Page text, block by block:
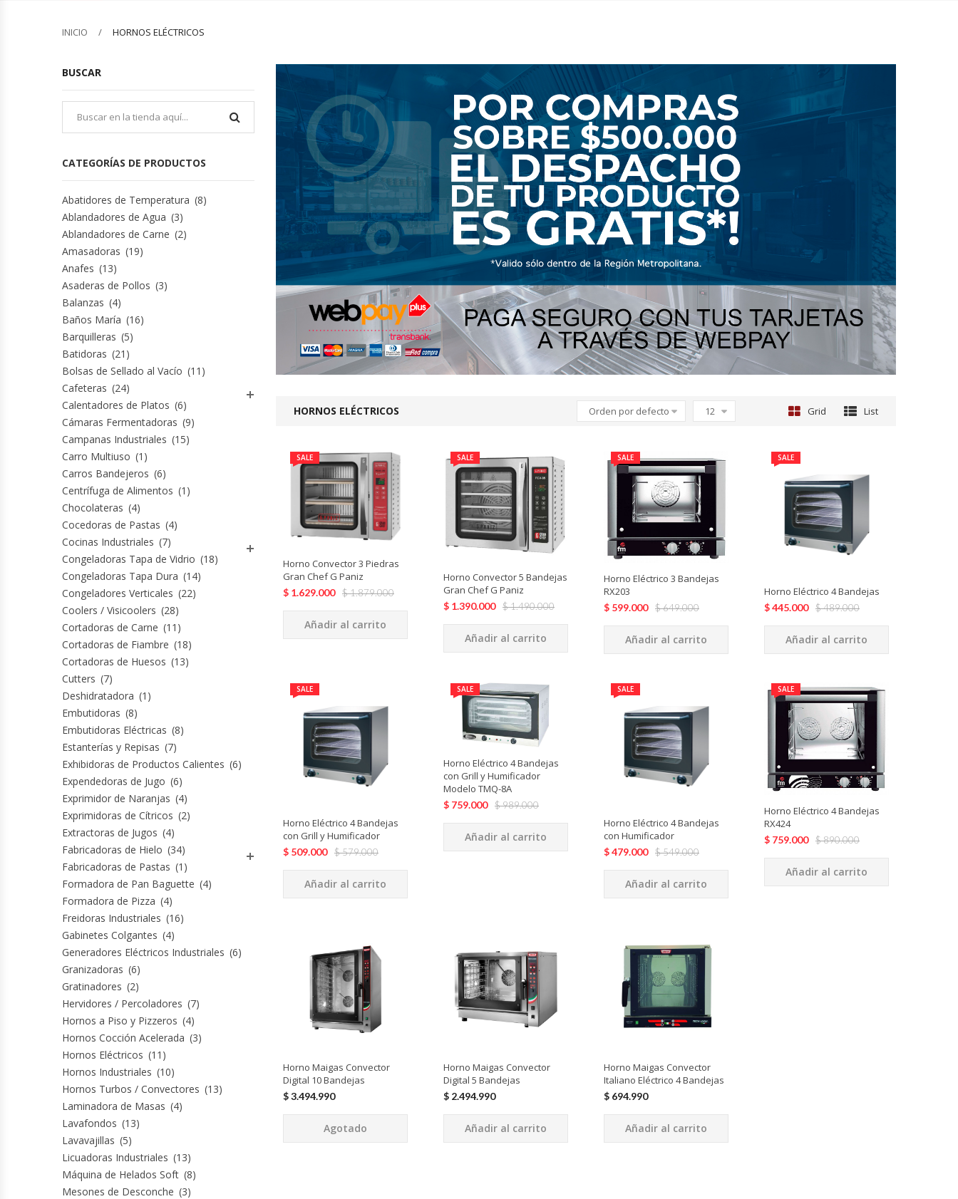
Calentadores De Platos
Cámaras Fermentadoras
Campanas Industriales
Carros Bandejeros
Cocedoras De Pastas
Cocinas Industriales
Encimeras Eléctricas
Congeladoras Tapa De Vidrio
Congeladoras Tapa Dura
Congeladores Verticales
Coolers / Visicoolers
Cortadoras De Fiambre
Cortadoras De Huesos
Dispensadores De Salsas
Embutidoras
Estanterías Y Repisas
Exhibidoras De Productos Calientes
Expendedoras De Jugo
Exprimidor De Naranjas
Exprimidoras De Cítricos
Extractoras De Jugos
Fabricadoras De Hielo
Formadora De Pizza
Freidoras Industriales
Granizadoras
Hervidores / Percoladores
Hornos A Piso Y Pizzeros
INICIO HORNOS ELÉCTRICOS
HORNOS ELÉCTRICOS Orden por defecto 12 Grid List
SALE
Horno Convector 3 Piedras
Gran Chef G Paniz
$1.879.000
$ 1.629.000
Añadir al carrito
SALE
Horno Convector 5 Bandejas
Gran Chef G Paniz
$1.490.000
$ 1.390.000
Añadir al carrito
SALE
Horno Eléctrico 3 Bandejas
RX203
$649.000
$ 599.000
Añadir al carrito
SALE
Horno Eléctrico 4 Bandejas
$489.000
$445.000
Añadir al carrito
SALE
Horno Eléctrico 4 Bandejas
con Grill y Humificador
$579.000
$ 509.000
Añadir al carrito
SALE
Horno Eléctrico 4 Bandejas
con Grill y Humificador
Modelo TMQ-8A
$989.000
$ 759.000
Añadir al carrito
SALE
Horno Eléctrico 4 Bandejas
con Humificador
$549.000
$479.000
Añadir al carrito
SALE
Horno Eléctrico 4 Bandejas
RX424
$890.000
$ 759.000
Añadir al carrito
Horno Maigas Convector
Digital 10 Bandejas
$3.494.990
Agotado
Horno Maigas Convector
Digital 5 Bandejas
$ 2.494.990
Añadir al carrito
Horno Maigas Convector
Italiano Eléctrico 4 Bandejas
$ 694.990
Añadir al carrito
BUSCAR
CATEGORÍAS DE PRODUCTOS
Abatidores de Temperatura (8)
Ablandadores de Agua (3)
Ablandadores de Carne (2)
Amasadoras (19)
Anafes (13)
Asaderas de Pollos (3)
Balanzas (4)
Baños María (16)
Barquilleras (5)
Batidoras (21)
Bolsas de Sellado al Vacío (11)
Cafeteras (24)
Calentadores de Platos (6)
Cámaras Fermentadoras (9)
Campanas Industriales (15)
Carro Multiuso (1)
Carros Bandejeros (6)
Centrífuga de Alimentos (1)
Chocolateras (4)
Cocedoras de Pastas (4)
Cocinas Industriales (7)
Congeladoras Tapa de Vidrio (18)
Congeladoras Tapa Dura (14)
Congeladores Verticales (22)
Coolers / Visicoolers (28)
Cortadoras de Carne (11)
Cortadoras de Fiambre (18)
Cortadoras de Huesos (13)
Cutters (7)
Deshidratadora (1)
Embutidoras (8)
Embutidoras Eléctricas (8)
Estanterías y Repisas (7)
Exhibidoras de Productos Calientes (6)
Expendedoras de Jugo (6)
Exprimidor de Naranjas (4)
Exprimidoras de Cítricos (2)
Extractoras de Jugos (4)
Fabricadoras de Hielo (34)
Fabricadoras de Pastas (1)
Formadora de Pan Baguette (4)
Formadora de Pizza (4)
Freidoras Industriales (16)
Gabinetes Colgantes (4)
Generadores Eléctricos Industriales (6)
Granizadoras (6)
Gratinadores (2)
Hervidores / Percoladores (7)
Hornos a Piso y Pizzeros (4)
Hornos Cocción Acelerada (3)
Hornos Eléctricos (11)
Hornos Industriales (10)
Hornos Turbos / Convectores (13)
Laminadora de Masas (4)
Lavafondos (13)
Lavavajillas (5)
Licuadoras Industriales (13)
Máquina de Helados Soft (8)
Mesones de Desconche (3)